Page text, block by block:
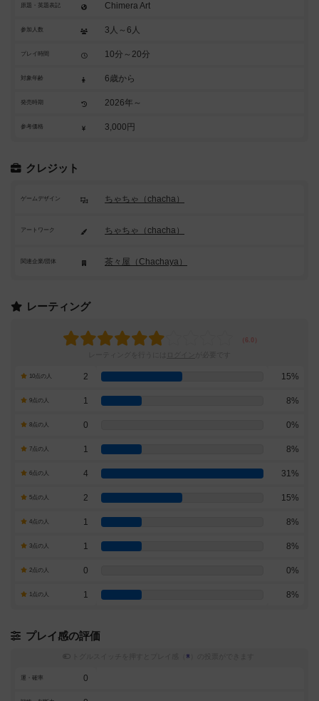
原題・英題表記 Chimera Art
参加人数 3人～6人
プレイ時間 10分～20分
対象年齢 6歳から
発売時期 2026年～
参考価格 3,000円
クレジット
ゲームデザイン ちゃちゃ（chacha）
アートワーク ちゃちゃ（chacha）
関連企業/団体 茶々屋（Chachaya）
レーティング
10点の人 2 15%
9点の人 1 8%
8点の人 0 0%
7点の人 1 8%
6点の人 4 31%
5点の人 2 15%
4点の人 1 8%
3点の人 1 8%
2点の人 0 0%
1点の人 1 8%
プレイ感の評価
※
運・確率 0